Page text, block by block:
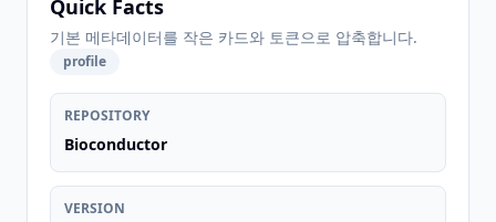
Quick Facts
기본 메타데이터를 작은 카드와 토큰으로 압축합니다.
profile
REPOSITORY
Bioconductor
VERSION